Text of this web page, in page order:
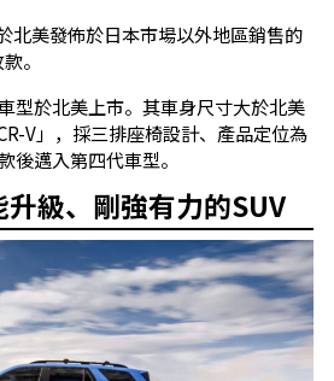
北美發佈於日本市場以外地區銷售的
。
型於北美上市。其車身尺寸大於北美
V」，採三排座椅設計、產品定位為
後邁入第四代車型。
級、剛強有力的SUV